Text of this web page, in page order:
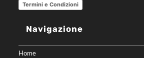
Termini e Condizioni
Navigazione
Home